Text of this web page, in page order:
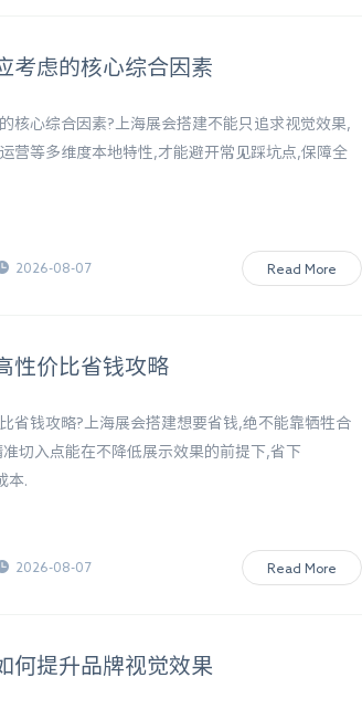
考虑的核心综合因素
核心综合因素?上海展会搭建不能只追求视觉效果,
营等多维度本地特性,才能避开常见踩坑点,保障全
2026-08-07 Read More
性价比省钱攻略
省钱攻略?上海展会搭建想要省钱,绝不能靠牺牲合
切入点能在不降低展示效果的前提下,省下
本.
2026-08-07 Read More
何提升品牌视觉效果